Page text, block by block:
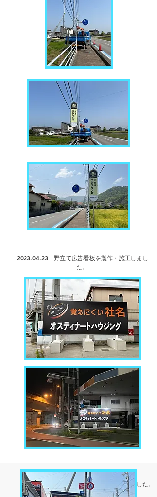
2023.04.23 野立て広告看板を製作・ 施工しまし
た。
2023.03.10 壁面サインを製作・ 施工しました。